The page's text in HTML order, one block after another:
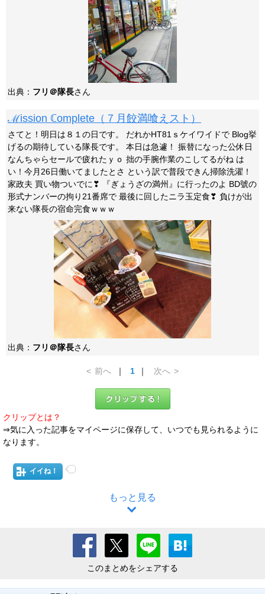
出典： フリ＠隊長さん
ℳission ℂomplete（７月餃満喰えスト）
さてと！明日は８１の日です。 だれかHT81ｓケイワイドで Blog挙
げるの期待している隊長です。 本日は急遽！ 振替になった公休日
なんちゃらセールで疲れたｙｏ 拙の手腕作業のこしてるがね は
い！今月26日働いてましたとさ という訳で普段できん掃除洗濯！
家政夫 買い物ついでに❣ 『ぎょうざの満州』に行ったのよ BD號の
形式ナンバーの拘り21番席で 最後に回したニラ玉定食❣ 負けが出
来ない隊長の宿命完食ｗｗｗ
出典： フリ＠隊長さん
< 前へ ｜ 1 ｜ 次へ >
クリップとは？
⇒気に入った記事をマイページに保存して、いつでも見られるように
なります。
イイね！
もっと見る
このまとめをシェアする